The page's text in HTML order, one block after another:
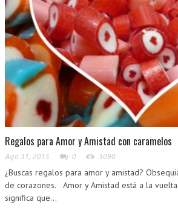
Regalos para Amor y Amistad con caramelos
Ago 31, 2015 0 3090
¿Buscas regalos para amor y amistad?
de corazones. Amor y Amistad está a la
significa que...